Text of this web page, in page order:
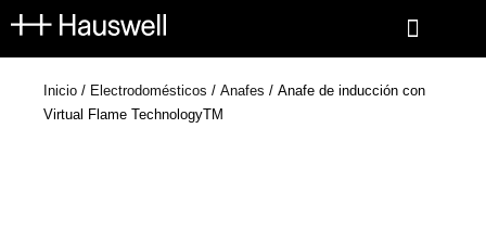
contenido
Inicio / Electrodomésticos / Anafes / Anafe de inducción con
Virtual Flame TechnologyTM